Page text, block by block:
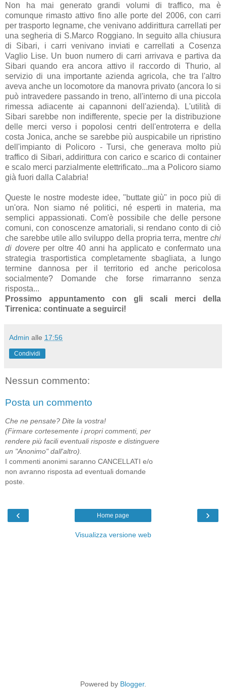
Non ha mai generato grandi volumi di traffico, ma è
comunque rimasto attivo fino alle porte del 2006, con carri
per trasporto legname, che venivano addirittura carrellati per
una segheria di S.Marco Roggiano. In seguito alla chiusura
di Sibari, i carri venivano inviati e carrellati a Cosenza
Vaglio Lise. Un buon numero di carri arrivava e partiva da
Sibari quando era ancora attivo il raccordo di Thurio, al
servizio di una importante azienda agricola, che tra l'altro
aveva anche un locomotore da manovra privato (ancora lo si
può intravedere passando in treno, all'interno di una piccola
rimessa adiacente ai capannoni dell'azienda). L'utilità di
Sibari sarebbe non indifferente, specie per la distribuzione
delle merci verso i popolosi centri dell'entroterra e della
costa Jonica, anche se sarebbe più auspicabile un ripristino
dell'impianto di Policoro - Tursi, che generava molto più
traffico di Sibari, addirittura con carico e scarico di container
e scalo merci parzialmente elettrificato...ma a Policoro siamo
già fuori dalla Calabria!
Queste le nostre modeste idee, "buttate giù" in poco più di
un'ora. Non siamo né politici, né esperti in materia, ma
semplici appassionati. Com'è possibile che delle persone
comuni, con conoscenze amatoriali, si rendano conto di ciò
che sarebbe utile allo sviluppo della propria terra, mentre chi
di dovereper oltre 40 anni ha applicato e confermato una
strategia trasportistica completamente sbagliata, a lungo
termine dannosa per il territorio ed anche pericolosa
socialmente? Domande che forse rimarranno senza
risposta...
Prossimo appuntamento con gli scali merci della
Tirrenica: continuate a seguirci!
Admin alle 17:56
Condividi
Nessun commento:
Posta un commento
Che ne pensate? Dite la vostra!
(Firmare cortesemente i propri commenti, per
rendere più facili eventuali risposte e distinguere
un "Anonimo" dall'altro).
I commenti anonimi saranno CANCELLATI e/o
non avranno risposta ad eventuali domande
poste.
‹ ›
Home page
Visualizza versione web
Powered by Blogger.